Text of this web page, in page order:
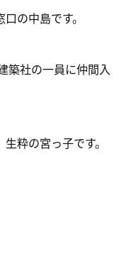
の中島です。
築社の一員に仲間入
粋の宮っ子です。